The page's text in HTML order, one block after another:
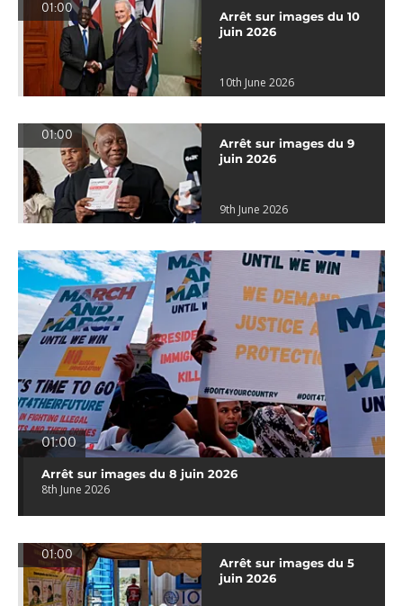
01:00
Arrêt sur images du 10
juin 2026
10th June 2026
01:00
Arrêt sur images du 9
juin 2026
9th June 2026
01:00
Arrêt sur images du 8 juin 2026
8th June 2026
01:00
Arrêt sur images du 5
juin 2026